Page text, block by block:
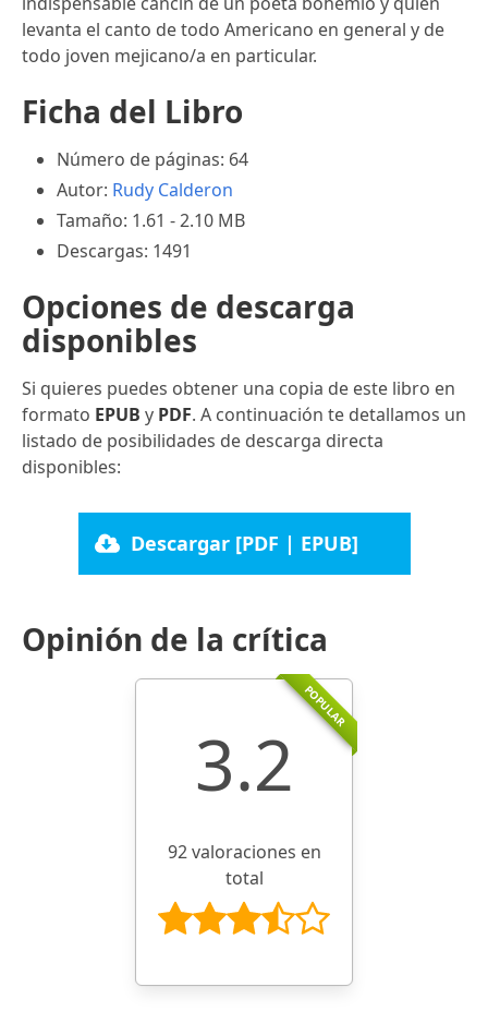
levanta el canto de todo Americano en general y de
todo joven mejicano/a en particular.
Ficha del Libro
Número de páginas: 64
Autor: Rudy Calderon
Tamaño: 1.61 - 2.10 MB
Descargas: 1491
Opciones de descarga
disponibles
Si quieres puedes obtener una copia de este libro en
formato EPUB y PDF. A continuación te detallamos un
listado de posibilidades de descarga directa
disponibles:
Descargar [PDF | EPUB]
Opinión de la crítica
POPULAR
3.2
92 valoraciones en
total